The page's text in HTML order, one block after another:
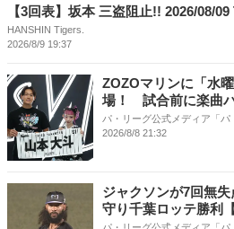
【3回表】坂本 三盗阻止!! 2026/08/09
HANSHIN Tigers.
2026/8/9 19:37
ZOZOマリンに「水
場！ 試合前に楽曲
パ・リーグ公式メディア「パ
2026/8/8 21:32
ジャクソンが7回無
守り千葉ロッテ勝利